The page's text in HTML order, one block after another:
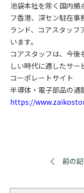
池袋本社を除く国内拠
フ香港、深セン駐在
ランド、コアスタッフ
います。
コアスタッフは、今後
しい時代に適したサ
コーポレートサイ
半導体・電子部品の通
https://
前の